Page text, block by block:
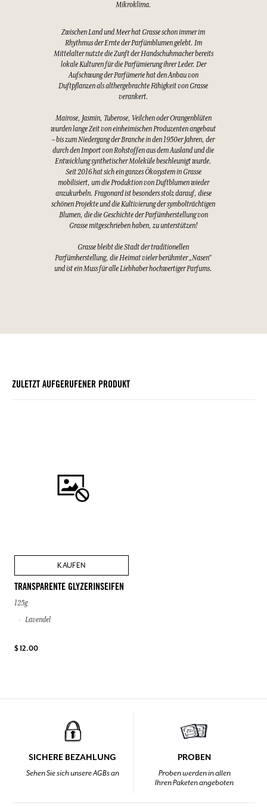
Mikroklima.
Zwischen Land und Meer hat Grasse schon immer im
Rhythmus der Ernte der Parfümblumen gelebt. Im
Mittelalter nutzte die Zunft der Handschuhmacher bereits
lokale Kulturen für die Parfümierung ihrer Leder. Der
Aufschwung der Parfümerie hat den Anbau von
Duftpflanzen als althergebrachte Fähigkeit von Grasse
verankert.
Mairose, Jasmin, Tuberose, Veilchen oder Orangenblüten
wurden lange Zeit von einheimischen Produzenten angebaut
– bis zum Niedergang der Branche in den 1950er Jahren, der
durch den Import von Rohstoffen aus dem Ausland und die
Entwicklung synthetischer Moleküle beschleunigt wurde.
Seit 2016 hat sich ein ganzes Ökosystem in Grasse
mobilisiert, um die Produktion von Duftblumen wieder
anzukurbeln. Fragonard ist besonders stolz darauf, diese
schönen Projekte und die Kultivierung der symbolträchtigen
Blumen, die die Geschichte der Parfümherstellung von
Grasse mitgeschrieben haben, zu unterstützen!
Grasse bleibt die Stadt der traditionellen
Parfümherstellung, die Heimat vieler berühmter „Nasen“
und ist ein Muss für alle Liebhaber hochwertiger Parfums.
ZULETZT AUFGERUFENER PRODUKT
KAUFEN
TRANSPARENTE GLYZERINSEIFEN
125g
Lavendel
$ 12.00
SICHERE BEZAHLUNG
Sehen Sie sich unsere AGBs an
PROBEN
Proben werden in allen
Ihren Paketen angeboten